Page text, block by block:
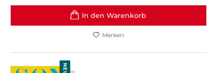
In den Warenkorb
Merken
NEU